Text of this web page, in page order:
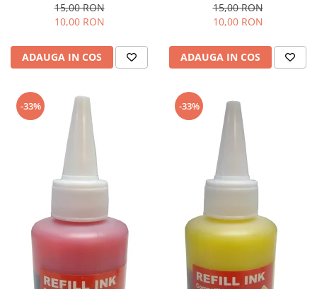
15,00 RON
10,00 RON
ADAUGA IN COS
15,00 RON
10,00 RON
ADAUGA IN COS
-33% -33%